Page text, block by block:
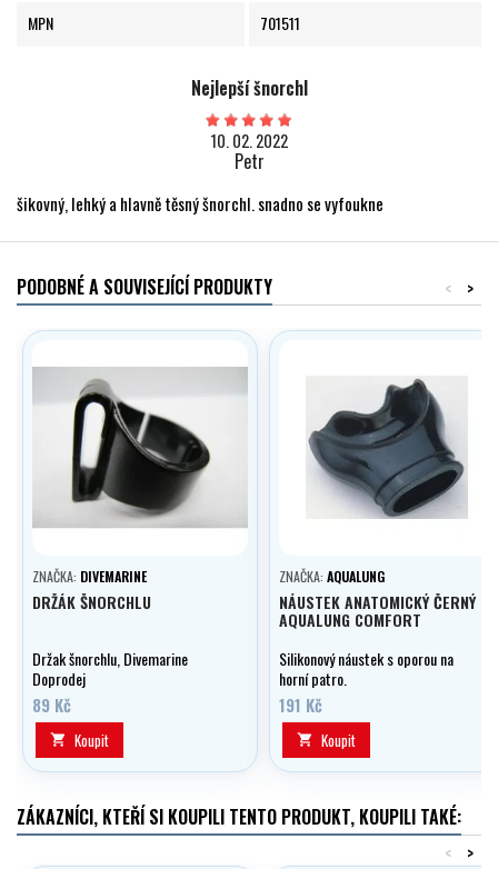
MPN 701511
Nejlepší šnorchl
10. 02. 2022
Petr
šikovný, lehký a hlavně těsný šnorchl. snadno se vyfoukne
PODOBNÉ A SOUVISEJÍCÍ PRODUKTY >
<
ZNAČKA: DIVEMARINE
DRŽÁK ŠNORCHLU
Držak šnorchlu, Divemarine
Doprodej
89 Kč
 Koupit
ZNAČKA: AQUALUNG
NÁUSTEK ANATOMICKÝ ČERNÝ
AQUALUNG COMFORT
Silikonový náustek s oporou na
horní patro.
191 Kč
 Koupit
ZÁKAZNÍCI, KTEŘÍ SI KOUPILI TENTO PRODUKT, KOUPILI TAKÉ:
>
<